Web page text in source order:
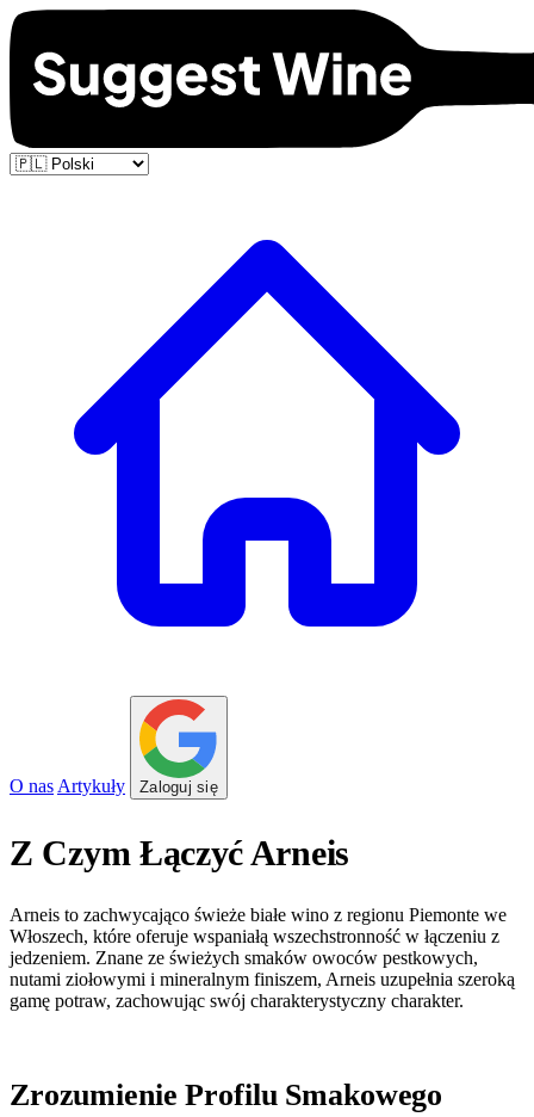
O nas Artykuły Zaloguj się
Z Czym Łączyć Arneis
Arneis to zachwycająco świeże białe wino z regionu Piemonte we
Włoszech, które oferuje wspaniałą wszechstronność w łączeniu z
jedzeniem. Znane ze świeżych smaków owoców pestkowych,
nutami ziołowymi i mineralnym finiszem, Arneis uzupełnia szeroką
gamę potraw, zachowując swój charakterystyczny charakter.
Zrozumienie Profilu Smakowego